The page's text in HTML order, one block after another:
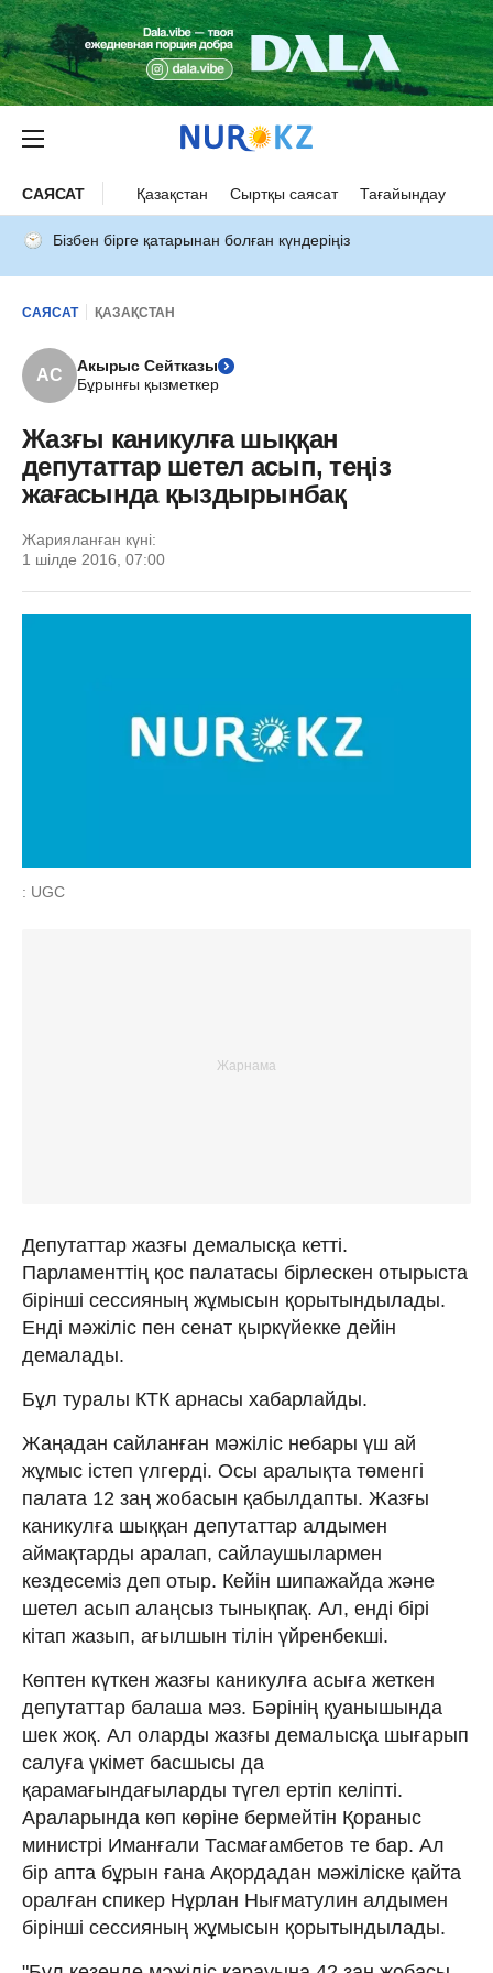
САЯСАТ Қазақстан Сыртқы саясат Тағайындау
Бізбен бірге қатарынан болған күндеріңіз
САЯСАТ ҚАЗАҚСТАН
АС
Акырыс Сейтказы
Бұрынғы қызметкер
Жазғы каникулға шыққан
депутаттар шетел асып, теңіз
жағасында қыздырынбақ
Жарияланған күні:
1 шілде 2016, 07:00
: UGC
Депутаттар жазғы демалысқа кетті.
Парламенттің қос палатасы бірлескен отырыста
бірінші сессияның жұмысын қорытындылады.
Енді мәжіліс пен сенат қыркүйекке дейін
демалады.
Бұл туралы КТК арнасы хабарлайды.
Жаңадан сайланған мәжіліс небары үш ай
жұмыс істеп үлгерді. Осы аралықта төменгі
палата 12 заң жобасын қабылдапты. Жазғы
каникулға шыққан депутаттар алдымен
аймақтарды аралап, сайлаушылармен
кездесеміз деп отыр. Кейін шипажайда және
шетел асып алаңсыз тынықпақ. Ал, енді бірі
кітап жазып, ағылшын тілін үйренбекші.
Көптен күткен жазғы каникулға асыға жеткен
депутаттар балаша мәз. Бәрінің қуанышында
шек жоқ. Ал оларды жазғы демалысқа шығарып
салуға үкімет басшысы да
қарамағындағыларды түгел ертіп келіпті.
Араларында көп көріне бермейтін Қораныс
министрі Иманғали Тасмағамбетов те бар. Ал
бір апта бұрын ғана Ақордадан мәжіліске қайта
оралған спикер Нұрлан Нығматулин алдымен
бірінші сессияның жұмысын қорытындылады.